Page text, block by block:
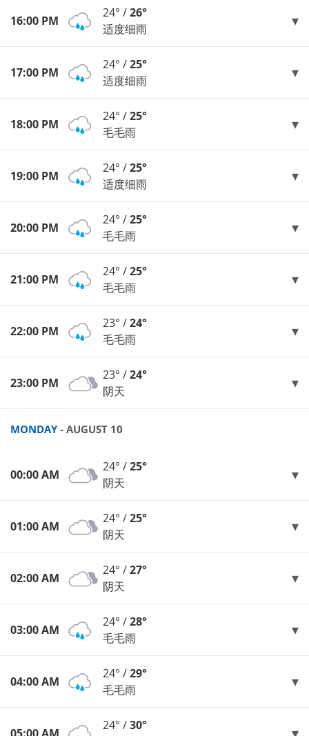
16:00 PM
24° /26°
适度细雨
17:00 PM
24° /25°
适度细雨
18:00 PM
24° /25°
毛毛雨
19:00 PM
24° /25°
适度细雨
20:00 PM
24° /25°
毛毛雨
21:00 PM
24° /25°
毛毛雨
22:00 PM
23° /24°
毛毛雨
23:00 PM
23° /24°
阴天
MONDAY- AUGUST 10
00:00 AM
24° /25°
阴天
01:00 AM
24° /25°
阴天
02:00 AM
24° /27°
阴天
03:00 AM
24° /28°
毛毛雨
04:00 AM
24° /29°
毛毛雨
24° /30°